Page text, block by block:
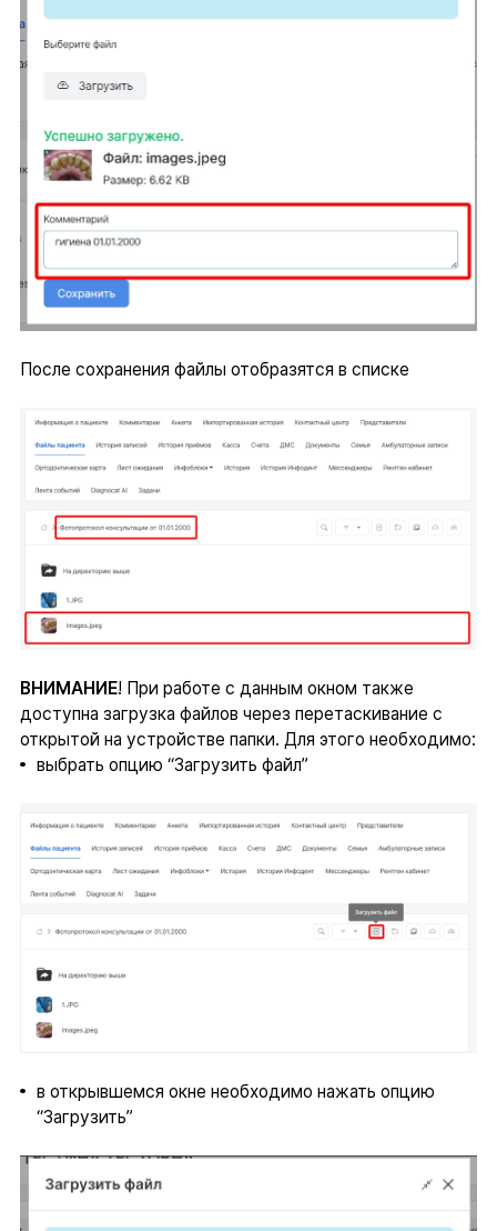
После сохранения файлы отобразятся в списке
ВНИМАНИЕ! При работе с данным окном также
доступна загрузка файлов через перетаскивание с
открытой на устройстве папки. Для этого необходимо:
выбрать опцию “Загрузить файл”
в открывшемся окне необходимо нажать опцию
“Загрузить”